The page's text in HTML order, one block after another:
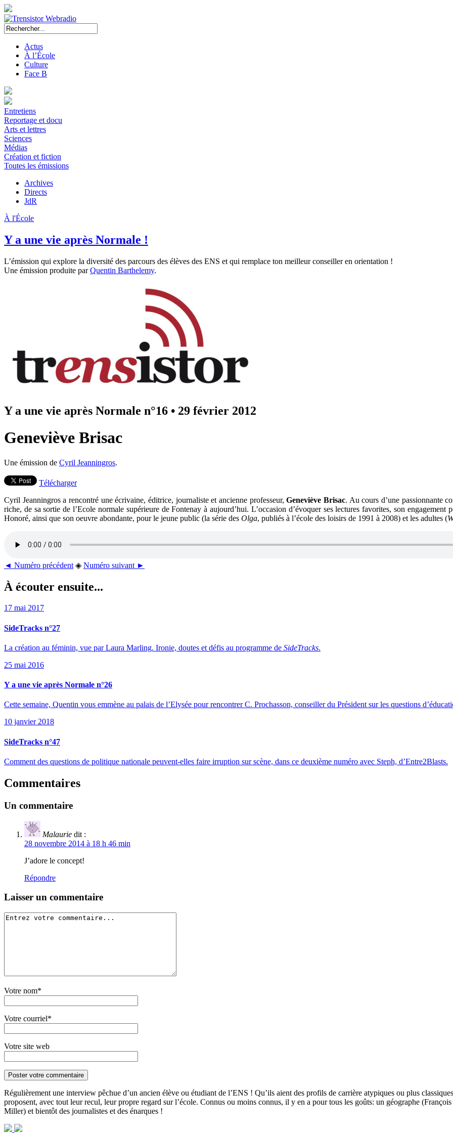
Actus
À l’École
Culture
Face B
Entretiens
Reportage et docu
Arts et lettres
Sciences
Médias
Création et fiction
Toutes les émissions
Archives
Directs
JdR
À l'École
Y a une vie après Normale !
L’émission qui explore la diversité des parcours des élèves des ENS et qui remplace ton meilleur conseiller en orientation !
Une émission produite parQuentin Barthelemy.
Y a une vie après Normale n°16 • 29 février 2012
Geneviève Brisac
Une émission de Cyril Jeanningros.
Télécharger
Cyril Jeanningros a rencontré une écrivaine, éditrice, journaliste et ancienne professeur,Geneviève Brisac. Au cours d’une passionnante
riche, de sa sortie de l’Ecole normale supérieure de Fontenay à aujourd’hui. L’occasion d’évoquer ses lectures favorites, son
Honoré, ainsi que son oeuvre abondante, pour le jeune public (la série des Olga, publiés à l’école des loisirs de 1991 à 2008) et les adultes (
◄ Numéro précédent ◈ Numéro suivant ►
À écouter ensuite...
17 mai 2017
SideTracks n°27
La création au féminin, vue par Laura Marling. Ironie, doutes et défis au programme de SideTracks.
25 mai 2016
Y a une vie après Normale n°26
Cette semaine, Quentin vous emmène au palais de l’Elysée pour rencontrer C. Prochasson, conseiller du Président sur les questions
10 janvier 2018
SideTracks n°47
Comment des questions de politique nationale peuvent-elles faire irruption sur scène, dans ce deuxième numéro avec Steph, d’Entre2Blasts.
Commentaires
Un commentaire
Malaurie dit :
28 novembre 2014 à 18 h 46 min
J’adore le concept!
Répondre
Laisser un commentaire
Votre nom*
Votre courriel*
Votre site web
Régulièrement une interview pêchue d’un ancien élève ou étudiant de l’ENS ! Qu’ils aient des profils de carrière atypiques ou plus
proposent, avec tout leur recul, leur propre regard sur l’école. Connus ou moins connus, il y en a pour tous les goûts: un géographe
Miller) et bientôt des journalistes et des énarques !